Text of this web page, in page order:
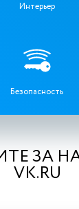
Интерьер
Безопасность
ЗА
VK.RU